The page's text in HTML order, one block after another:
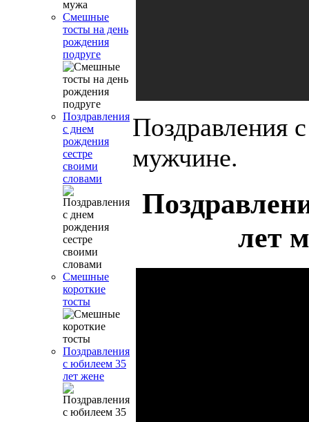
Смешные
тосты на день
рождения
подруге
Поздравления
с днем
рождения
сестре
своими
словами
Смешные
короткие
тосты
Поздравления
с юбилеем 35
лет жене
Поздравления
мужчине.
лет